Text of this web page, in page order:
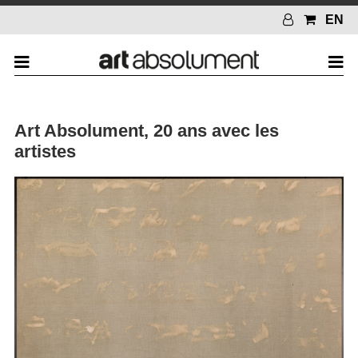
EN
Art Absolument, 20 ans avec les
artistes